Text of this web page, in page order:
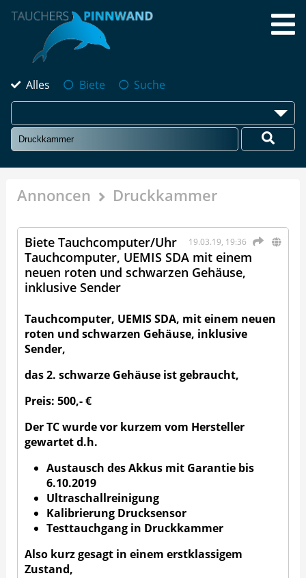
Alles Biete Suche
Annoncen Druckkammer
19.03.19, 19:36
Biete Tauchcomputer/Uhr
Tauchcomputer, UEMIS SDA mit einem
neuen roten und schwarzen Gehäuse,
inklusive Sender
Tauchcomputer, UEMIS SDA, mit einem neuen
roten und schwarzen Gehäuse, inklusive
Sender,
das 2. schwarze Gehäuse ist gebraucht,
Preis: 500,- €
Der TC wurde vor kurzem vom Hersteller
gewartet d.h.
Austausch des Akkus mit Garantie bis
6.10.2019
Ultraschallreinigung
Kalibrierung Drucksensor
Testtauchgang in Druckkammer
Also kurz gesagt in einem erstklassigem
Zustand,